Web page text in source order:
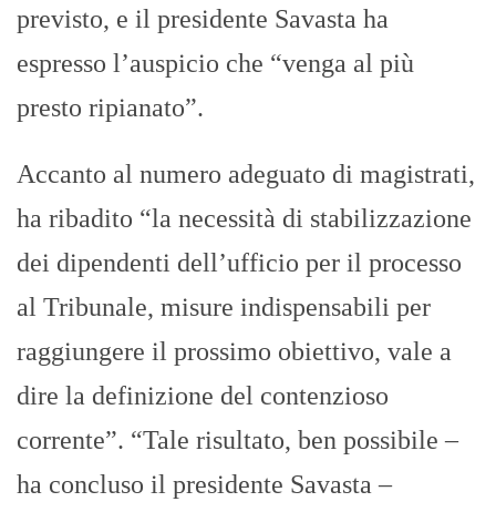
previsto, e il presidente Savasta ha
espresso l’auspicio che “venga al più
presto ripianato”.
Accanto al numero adeguato di magistrati,
ha ribadito “la necessità di stabilizzazione
dei dipendenti dell’ufficio per il processo
al Tribunale, misure indispensabili per
raggiungere il prossimo obiettivo, vale a
dire la definizione del contenzioso
corrente”. “Tale risultato, ben possibile –
ha concluso il presidente Savasta –